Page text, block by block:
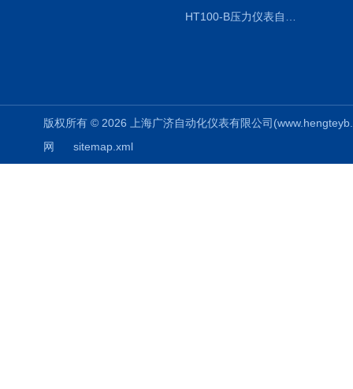
版权所有 © 2026 上海广济自动化仪表有限公司
网
sitemap.xml